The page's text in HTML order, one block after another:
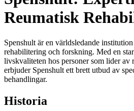
Reumatisk
Spenshult är en världsledande
rehabilitering och forskning. Med en
livskvaliteten hos personer som lider av
erbjuder Spenshult ett brett utbud av
behandlingar.
Historia